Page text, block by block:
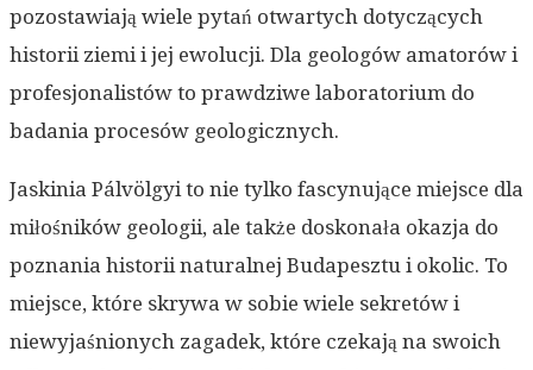
pozostawiają wiele pytań otwartych dotyczących
historii ziemi i jej ewolucji. Dla geologów amatorów i
profesjonalistów to prawdziwe laboratorium do
badania procesów geologicznych.
Jaskinia Pálvölgyi to nie tylko fascynujące miejsce dla
miłośników geologii, ale także doskonała okazja do
poznania historii naturalnej Budapesztu i okolic. To
miejsce, które skrywa w sobie wiele sekretów i
niewyjaśnionych zagadek, które czekają na swoich